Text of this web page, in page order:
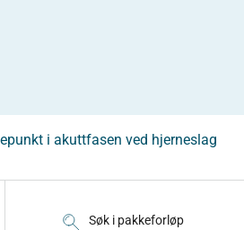
i akuttfasen ved hjerneslag
Søk i pakkeforløp